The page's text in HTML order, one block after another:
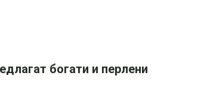
богати и перлени